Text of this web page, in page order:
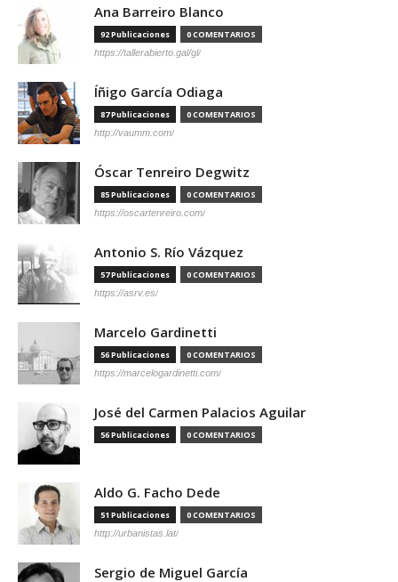
Ana Barreiro Blanco
92 Publicaciones 0 COMENTARIOS
https://tallerabierto.gal/gl/
Íñigo García Odiaga
87 Publicaciones 0 COMENTARIOS
http://vaumm.com/
Óscar Tenreiro Degwitz
85 Publicaciones 0 COMENTARIOS
https://oscartenreiro.com/
Antonio S. Río Vázquez
57 Publicaciones 0 COMENTARIOS
https://asrv.es/
Marcelo Gardinetti
56 Publicaciones 0 COMENTARIOS
https://marcelogardinetti.com/
José del Carmen Palacios Aguilar
56 Publicaciones 0 COMENTARIOS
Aldo G. Facho Dede
51 Publicaciones 0 COMENTARIOS
http://urbanistas.lat/
Sergio de Miguel García